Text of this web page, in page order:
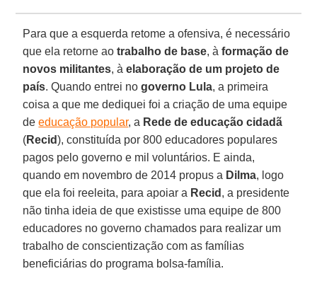
Para que a esquerda retome a ofensiva, é necessário
que ela retorne aotrabalho de base, àformação de
novos militantes, àelaboração de um projeto de
país. Quando entrei nogoverno Lula, a primeira
coisa a que me dediquei foi a criação de uma equipe
deeducação popular, a Rede de educação cidadã
(Recid), constituída por 800 educadores populares
pagos pelo governo e mil voluntários. E ainda,
quando em novembro de 2014 propus a Dilma, logo
que ela foi reeleita, para apoiar a Recid , a presidente
não tinha ideia de que existisse uma equipe de 800
educadores no governo chamados para realizar um
trabalho de conscientização com as famílias
beneficiárias do programa bolsa-família.